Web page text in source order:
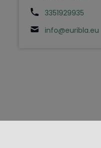
3351929935
info@euribla.eu